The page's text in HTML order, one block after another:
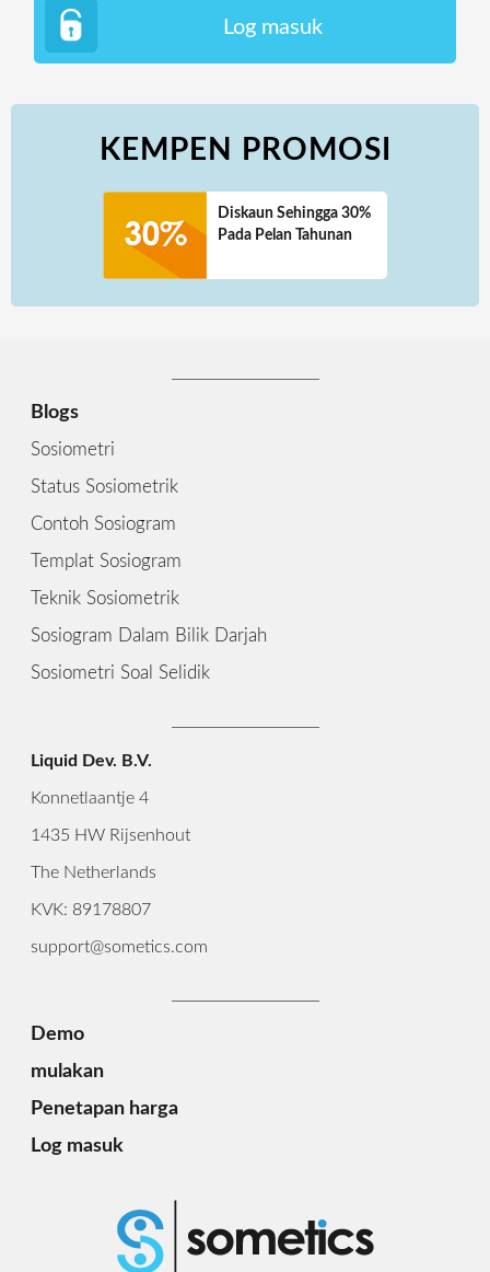
Log masuk
KEMPEN PROMOSI
Diskaun Sehingga 30%
Pada Pelan Tahunan
Blogs
Sosiometri
Status Sosiometrik
Contoh Sosiogram
Templat Sosiogram
Teknik Sosiometrik
Sosiogram Dalam Bilik Darjah
Sosiometri Soal Selidik
Liquid Dev. B.V.
Konnetlaantje 4
1435 HW Rijsenhout
The Netherlands
KVK: 89178807
support@sometics.com
Demo
mulakan
Penetapan harga
Log masuk